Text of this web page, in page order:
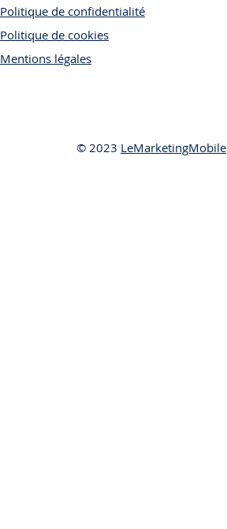
Politique de confidentialité
Politique de cookies
Mentions légales
© 2023 LeMarketingMobile